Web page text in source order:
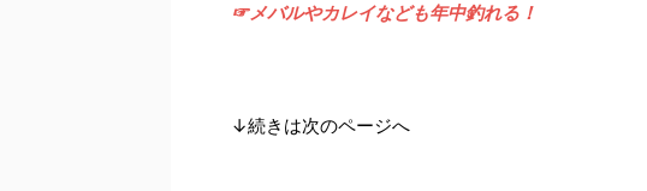
☞メバルやカレイなども年中釣れる！
↓続きは次のページへ